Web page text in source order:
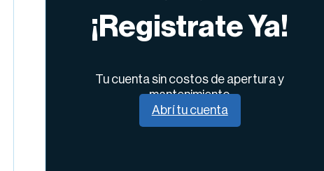
¡Registrate Ya!
Tu cuenta sin costos de apertura y
mantenimiento
Abrí tu cuenta